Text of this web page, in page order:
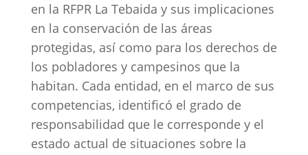
en la RFPR La Tebaida y sus implicaciones
en la conservación de las áreas
protegidas, así como para los derechos de
los pobladores y campesinos que la
habitan. Cada entidad, en el marco de sus
competencias, identificó el grado de
responsabilidad que le corresponde y el
estado actual de situaciones sobre la